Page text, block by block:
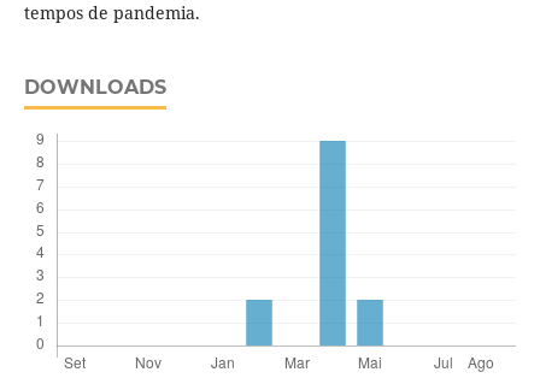
tempos de pandemia.
DOWNLOADS